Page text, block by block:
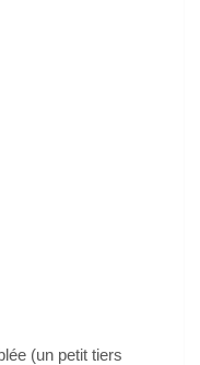
(un petit tiers